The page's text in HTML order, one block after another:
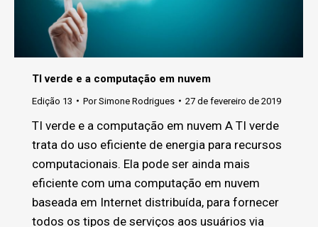
TI verde e a computação em nuvem
Edição 13 PorSimone Rodrigues 27 de fevereiro de 2019
TI verde e a computação em nuvem A TI verde
trata do uso eficiente de energia para recursos
computacionais. Ela pode ser ainda mais
eficiente com uma computação em nuvem
baseada em Internet distribuída, para fornecer
todos os tipos de serviços aos usuários via